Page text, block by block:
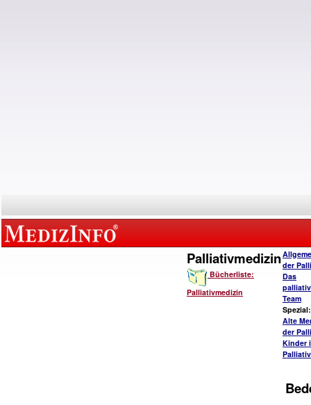
Palliativmedizin
Bücherliste:
Palliativmedizin
der
Das
Team
Spezial:
Alte
der
Kinder